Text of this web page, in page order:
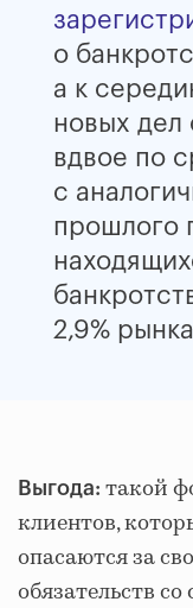
о
а к
новых дел
вдвое по
с
прошлого
2,9%
Выгода: такой
клиентов,
опасаются за
обязательств